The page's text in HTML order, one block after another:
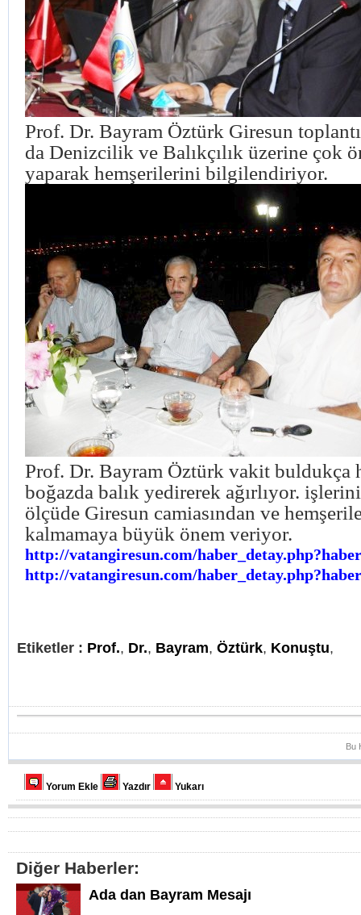
Prof. Dr. Bayram Öztürk Giresun
da Denizcilik ve Balıkçılık üzerine çok
yaparak hemşerilerini bilgilendiriyor.
Prof. Dr. Bayram Öztürk vakit buldukça
boğazda balık yedirerek ağırlıyor.
ölçüde Giresun camiasından ve
kalmamaya büyük önem veriyor.
http://vatangiresun.com/
http://vatangiresun.com/
Etiketler : Prof., Dr., Bayram, Öztürk, Konuştu,
Bu
Yorum Ekle Yazdır Yukarı
Diğer Haberler:
Ada dan Bayram Mesajı